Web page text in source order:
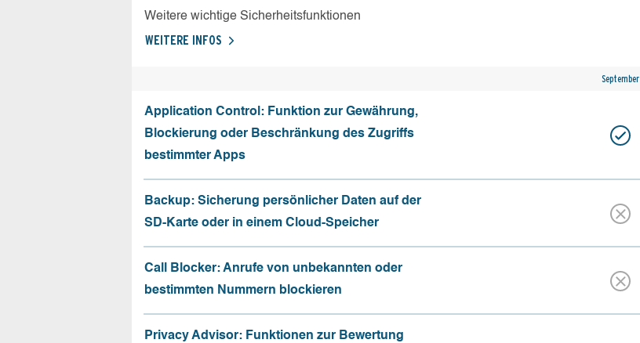
Weitere wichtige Sicherheitsfunktionen
WEITERE INFOS
September
Application Control: Funktion zur Gewährung,
Blockierung oder Beschränkung des Zugriffs
bestimmter Apps
Backup: Sicherung persönlicher Daten auf der
SD-Karte oder in einem Cloud-Speicher
Call Blocker: Anrufe von unbekannten oder
bestimmten Nummern blockieren
Privacy Advisor: Funktionen zur Bewertung